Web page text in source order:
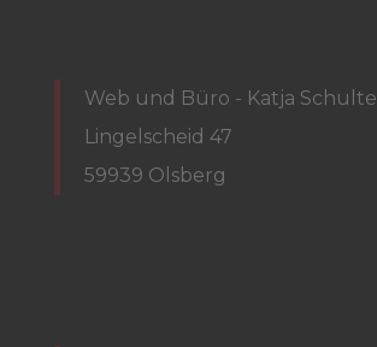
Web und Büro - Katja Schulte
Lingelscheid 47
59939 Olsberg